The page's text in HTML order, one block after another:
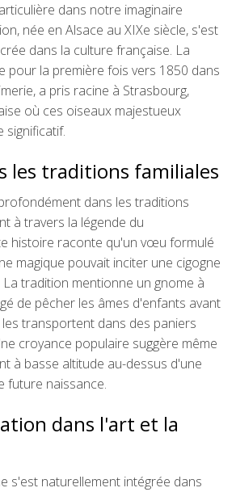
dans notre imaginaire
née en Alsace au XIXe siècle, s'est
dans la culture française. La
pour la première fois vers 1850 dans
a pris racine à Strasbourg,
où ces oiseaux majestueux
significatif.
les traditions familiales
dans les traditions
à travers la légende du
histoire raconte qu'un vœu formulé
magique pouvait inciter une cigogne
tradition mentionne un gnome à
de pêcher les âmes d'enfants avant
transportent dans des paniers
croyance populaire suggère même
à basse altitude au-dessus d'une
future naissance.
dans l'art et la
s'est naturellement intégrée dans